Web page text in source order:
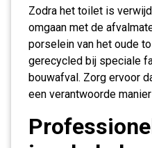
Zodra het toilet is
omgaan met de
porselein van het oude
gerecycled bij speciale
bouwafval. Zorg ervoor
een verantwoorde